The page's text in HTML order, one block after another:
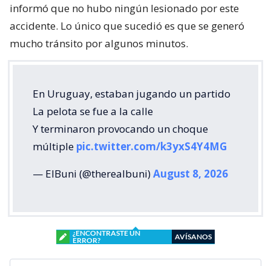
informó que no hubo ningún lesionado por este
accidente. Lo único que sucedió es que se generó
mucho tránsito por algunos minutos.
En Uruguay, estaban jugando un partido
La pelota se fue a la calle
Y terminaron provocando un choque
múltiple pic.twitter.com/k3yxS4Y4MG
— ElBuni (@therealbuni)August 8, 2026
¿ENCONTRASTE UN
ERROR?
AVÍSANOS